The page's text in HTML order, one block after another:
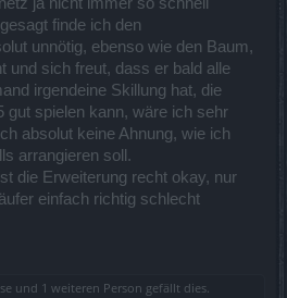
finde ich den
unnötig, ebenso wie den Baum,
und sich freut, dass er bald alle
irgendeine Skillung hat, die
gut spielen kann, wäre ich sehr
absolut keine Ahnung, wie ich
arrangieren soll.
die Erweiterung recht okay, nur
einfach richtig schlecht
und 1 weiteren Person gefällt dies.